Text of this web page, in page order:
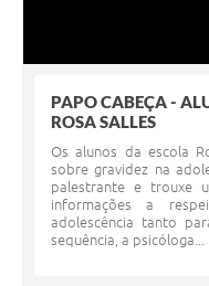
PAPO CABEÇA -
ROSA SALLES
Os alunos da escola
sobre gravidez na
palestrante e trouxe
informações a
adolescência tanto
sequência, a psicóloga...